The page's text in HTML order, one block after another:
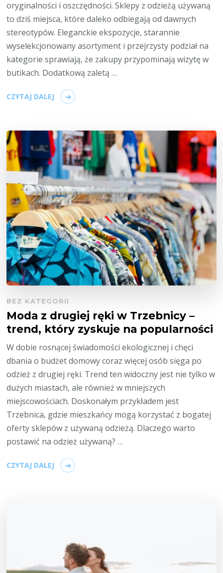
oryginalności i oszczędności. Sklepy z odzieżą używaną
to dziś miejsca, które daleko odbiegają od dawnych
stereotypów. Eleganckie ekspozycje, starannie
wyselekcjonowany asortyment i przejrzysty podział na
kategorie sprawiają, że zakupy przypominają wizytę w
butikach. Dodatkową zaletą …
CZYTAJ DALEJ
BEZ KATEGORII
Moda z drugiej ręki w Trzebnicy –
trend, który zyskuje na popularności
W dobie rosnącej świadomości ekologicznej i chęci
dbania o budżet domowy coraz więcej osób sięga po
odzież z drugiej ręki. Trend ten widoczny jest nie tylko w
dużych miastach, ale również w mniejszych
miejscowościach. Doskonałym przykładem jest
Trzebnica, gdzie mieszkańcy mogą korzystać z bogatej
oferty sklepów z używaną odzieżą. Dlaczego warto
postawić na odzież używaną? …
CZYTAJ DALEJ